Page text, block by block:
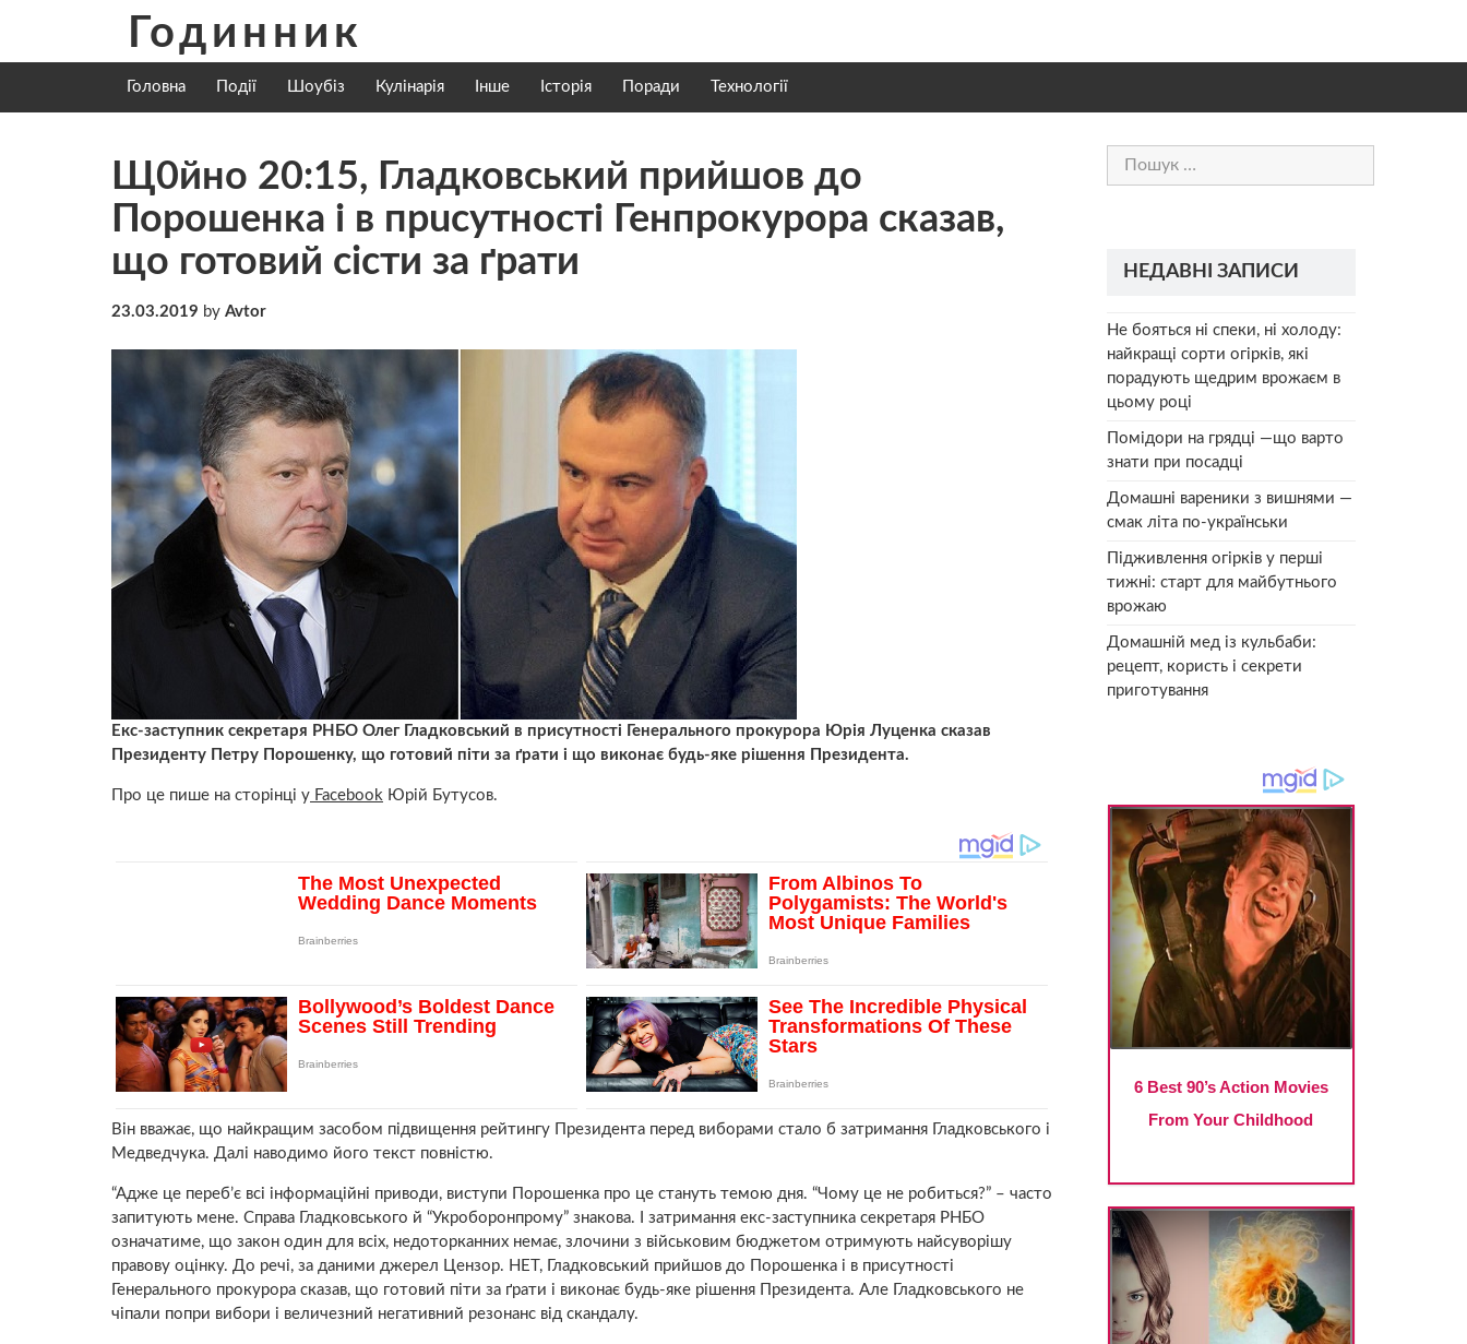
content
Годинник
Головна Події Шоубіз Кулінарія Інше Історія Поради Технології
Щ0йно 20:15, Гладковський прийшов до
Порошенка і в прuсутності Генпрокурора сказав,
що готовий ciсти за ґрати
23.03.2019 by Avtor
Екс-заступник секретаря РНБО Олег Гладковський в присутності Генерального прокурора Юрія Луценка сказав
Президенту Петру Порошенку, що готовий піти за ґрати і що виконає будь-яке рішення Президента.
Про це пише на сторінці у Facebook Юрій Бутусов.
Він вважає, що найкращим засобом підвищення рейтингу Президента перед виборами стало б затримання Гладковського і
Медведчука. Далі наводимо його текст повністю.
“Адже це переб’є всі інформаційні приводи, виступи Порошенка про це стануть темою дня. “Чому це не робиться?” – часто
запитують мене. Справа Гладковського й “Укроборонпрому” знакова. І затримання екс-заступника секретаря РНБО
означатиме, що закон один для всіх, недоторканних немає, злочини з військовим бюджетом отримують найсуворішу
правову оцінку. До речі, за даними джерел Цензор. НЕТ, Гладковський прийшов до Порошенка і в присутності
Генерального прокурора сказав, що готовий піти за ґрати і виконає будь-яке рішення Президента. Але Гладковського не
чіпали попри вибори і величезний негативний резонанс від скандалу.
Пошук:
НЕДАВНІ ЗАПИСИ
Не бояться ні спеки, ні холоду:
найкращі сорти огірків, які
порадують щедрим врожаєм в
цьому році
Помідори на грядці —що варто
знати при посадці
Домашні вареники з вишнями —
смак літа по-українськи
Підживлення огірків у перші
тижні: старт для майбутнього
врожаю
Домашній мед із кульбаби:
рецепт, користь і секрети
приготування